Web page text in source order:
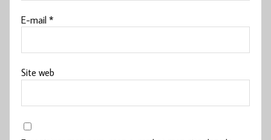
E-mail*
Site web